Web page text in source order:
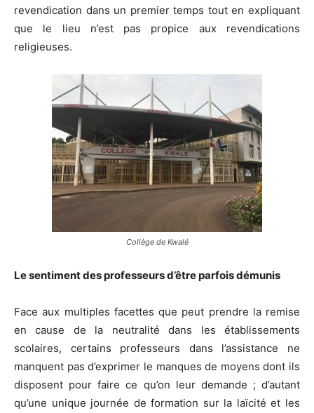
revendication dans un premier temps tout en expliquant
que le lieu n’est pas propice aux revendications
religieuses.
Collège de Kwalé
Le sentiment des professeurs d’être parfois démunis
Face aux multiples facettes que peut prendre la remise
en cause de la neutralité dans les établissements
scolaires, certains professeurs dans l’assistance ne
manquent pas d’exprimer le manques de moyens dont ils
disposent pour faire ce qu’on leur demande ; d’autant
qu’une unique journée de formation sur la laïcité et les